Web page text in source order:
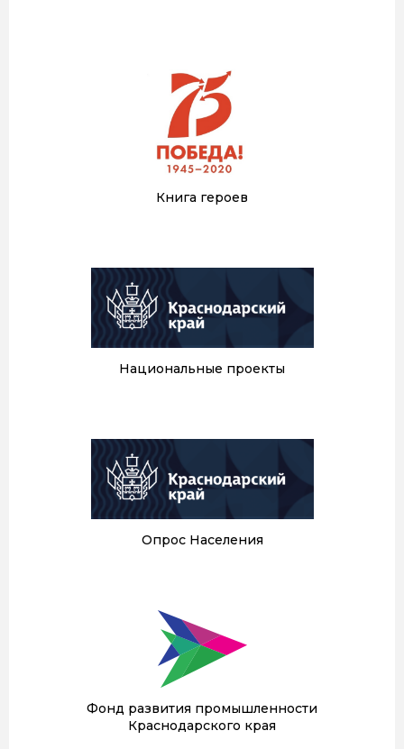
Книга героев
Национальные проекты
Опрос Населения
Фонд развития промышленности
Краснодарского края